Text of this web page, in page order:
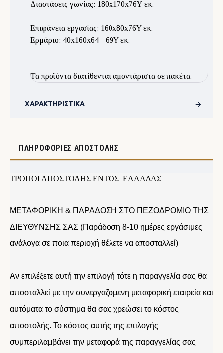
Διαστάσεις γωνίας: 180x170x76Υ εκ.
Επιφάνεια εργασίας: 160x80x76Y εκ.
Ερμάριο: 40x160x64 - 69Y εκ.
Τα προϊόντα διατίθενται αμοντάριστα σε πακέτα.
ΧΑΡΑΚΤΗΡΙΣΤΙΚΆ
ΠΛΗΡΟΦΟΡΊΕΣ ΑΠΟΣΤΟΛΉΣ
ΤΡΟΠΟΙ ΑΠΟΣΤΟΛΗΣ ΕΝΤΟΣ ΕΛΛΑΔΑΣ
ΜΕΤΑΦΟΡΙΚΗ & ΠΑΡΑΔΟΣΗ ΣΤΟ ΠΕΖΟΔΡΟΜΙΟ ΤΗΣ
ΔΙΕΥΘΥΝΣΗΣ ΣΑΣ (Παράδοση 8-10 ημέρες εργάσιμες
ανάλογα σε ποια περιοχή θέλετε να αποσταλλεί)
Αν επιλέξετε αυτή την επιλογή τότε η παραγγελία σας θα
αποσταλλεί με την συνεργαζόμενη μεταφορική εταιρεία και
αυτόματα το σύστημα θα σας χρεώσει το κόστος
αποστολής. Το κόστος αυτής της επιλογής
συμπεριλαμβάνει την μεταφορά της παραγγελίας σας